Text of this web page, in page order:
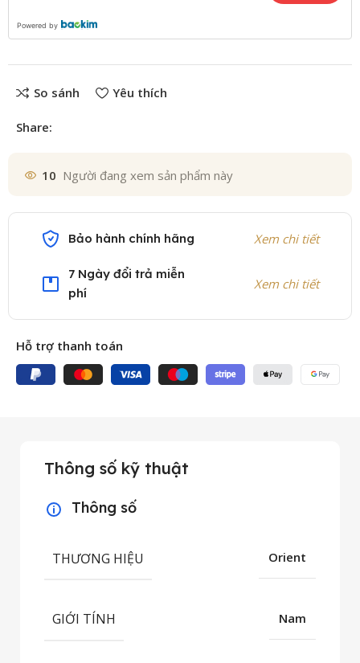
Powered by
So sánh Yêu thích
Share:
10 Người đang xem sản phẩm này
Bảo hành chính hãng Xem chi tiết
7 Ngày đổi trả miễn
phí
Xem chi tiết
Hỗ trợ thanh toán
Thông số kỹ thuật
Thông số
THƯƠNG HIỆU Orient
GIỚI TÍNH Nam